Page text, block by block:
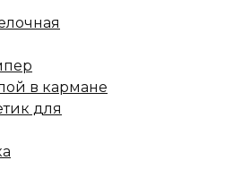
в кармане
для